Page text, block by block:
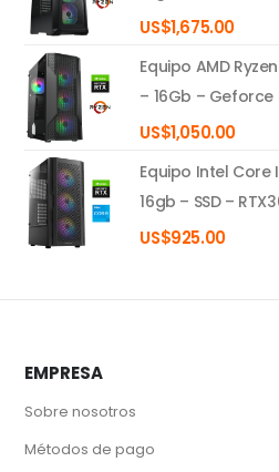
US$1,675.00
Equipo AMD
– 16Gb – Geforce
US$1,050.00
Equipo Intel Core
16gb – SSD –
US$925.00
EMPRESA
Sobre nosotros
Métodos de pago